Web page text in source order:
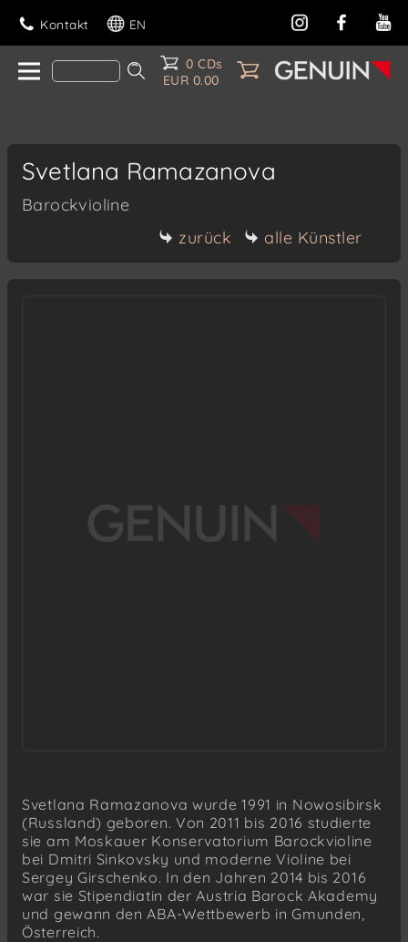
Kontakt EN
0 CDs
EUR 0.00
Svetlana Ramazanova
Barockvioline
zurück
alle Künstler
Svetlana Ramazanova wurde 1991 in Nowosibirsk
(Russland) geboren. Von 2011 bis 2016 studierte
sie am Moskauer Konservatorium Barockvioline
bei Dmitri Sinkovsky und moderne Violine bei
Sergey Girschenko. In den Jahren 2014 bis 2016
war sie Stipendiatin der Austria Barock Akademy
und gewann den ABA-Wettbewerb in Gmunden,
Österreich.